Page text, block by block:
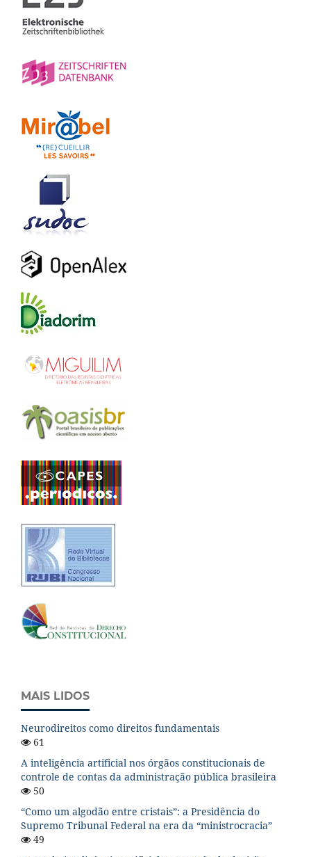
MAIS LIDOS
Neurodireitos como direitos fundamentais
61
A inteligência artificial nos órgãos constitucionais de
controle de contas da administração pública brasileira
50
“Como um algodão entre cristais”: a Presidência do
Supremo Tribunal Federal na era da “ministrocracia”
49